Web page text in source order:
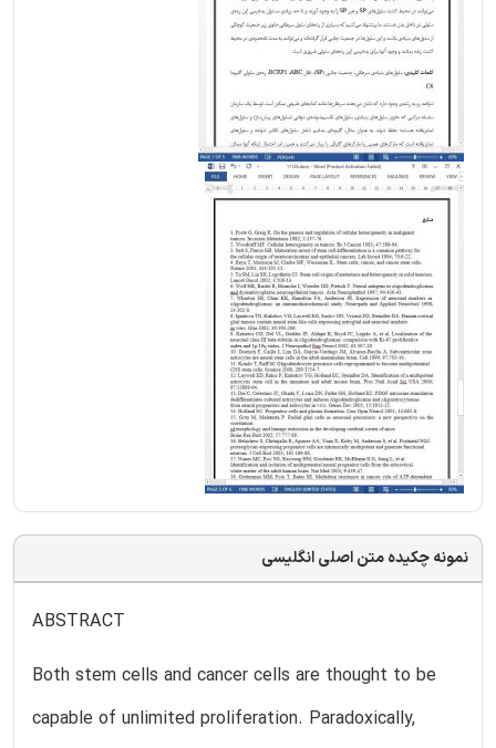
نمونه چکیده متن اصلی انگلیسی
ABSTRACT
Both stem cells and cancer cells are thought to be
capable of unlimited proliferation. Paradoxically,